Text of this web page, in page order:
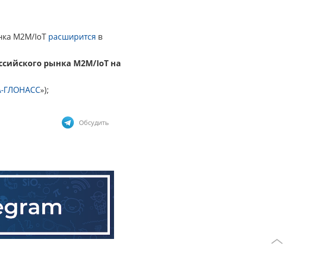
M2M/IoT расширится в
рынка M2M/IoT на
ГЛОНАСС»);
Обсудить